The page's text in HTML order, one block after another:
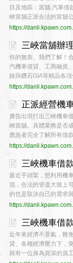
目及地區：當舖,汽車借
峽當舖正派合法的當舖
https://
三峽當舖辦
你的無奈、我們了解！
汽機車借貸、工商融資
錶與鑽石GIA等精品各
https://
正派經營機
廣告出現打出三峽機車
峽當舖。具體業務是否
應急者完全了解所有借
https://
三峽機車借
最近手頭緊，想利用機
混，合法的管道大致上
的也是取決自己的需求
https://
三峽機車借
近年來經濟不景氣，難
貸、各種經濟壓力下，
就有一位身為資深的員